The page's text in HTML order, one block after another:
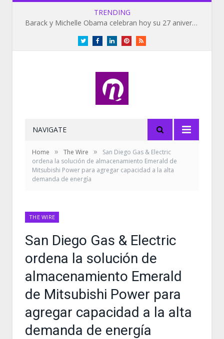
TRENDING
Barack y Michelle Obama celebran hoy su 27 aniversario de bodas
TwitterFacebookLinkedInPinterestRSS
NAVIGATE
Home » The Wire »
San Diego Gas & Electric
ordena la solución de almacenamiento Emerald de
Mitsubishi Power para agregar capacidad a la alta
demanda de energía
THE WIRE
San Diego Gas & Electric
ordena la solución de
almacenamiento Emerald
de Mitsubishi Power para
agregar capacidad a la alta
demanda de energía